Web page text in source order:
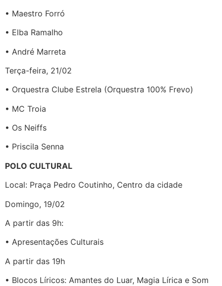
• Maestro Forró
• Elba Ramalho
• André Marreta
Terça-feira, 21/02
• Orquestra Clube Estrela (Orquestra 100% Frevo)
• MC Troia
• Os Neiffs
• Priscila Senna
POLO CULTURAL
Local: Praça Pedro Coutinho, Centro da cidade
Domingo, 19/02
A partir das 9h:
• Apresentações Culturais
A partir das 19h
• Blocos Líricos: Amantes do Luar, Magia Lírica e Som